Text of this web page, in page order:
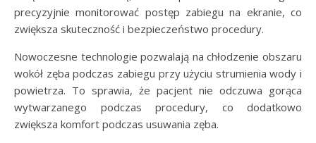
precyzyjnie monitorować postęp zabiegu na ekranie, co
zwiększa skuteczność i bezpieczeństwo procedury.
Nowoczesne technologie pozwalają na chłodzenie obszaru
wokół zęba podczas zabiegu przy użyciu strumienia wody i
powietrza. To sprawia, że pacjent nie odczuwa gorąca
wytwarzanego podczas procedury, co dodatkowo
zwiększa komfort podczas usuwania zęba.